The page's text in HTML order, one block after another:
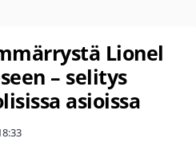
Lionel
– selitys
asioissa